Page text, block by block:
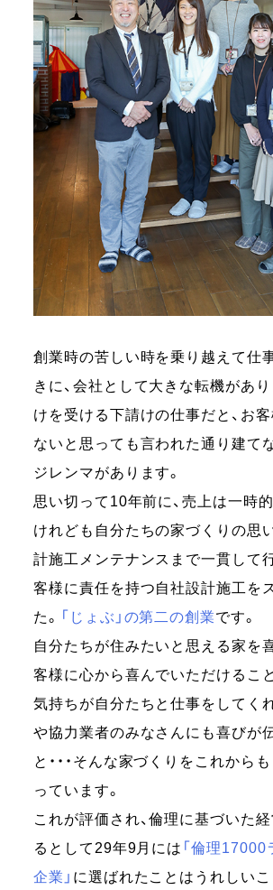
創業時の苦しい時を乗り越えて仕
きに、会社として大きな転機があ
けを受ける下請けの仕事だと、お
ないと思っても言われた通り建て
ジレンマがあります。
思い切って10年前に、売上は一時
けれども自分たちの家づくりの思
計施工メンテナンスまで一貫して
客様に責任を持つ自社設計施工を
た。 「じょぶ」の第二の創業です。
自分たちが住みたいと思える家を
客様に心から喜んでいただけるこ
気持ちが自分たちと仕事をしてく
や協力業者のみなさんにも喜びが
と・・・そんな家づくりをこれから
っています。
これが評価され、倫理に基づいた
るとして29年9月には 「倫理
企業」 に選ばれたことはうれしいこ